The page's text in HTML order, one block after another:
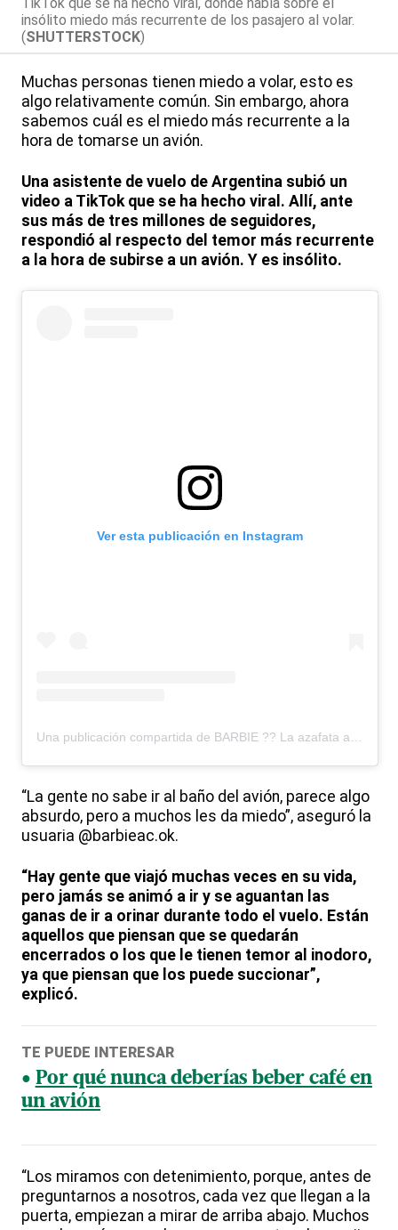
insólito miedo más recurrente de los pasajero al volar.
(SHUTTERSTOCK)
Muchas personas tienen miedo a volar, esto es
algo relativamente común. Sin embargo, ahora
sabemos cuál es el miedo más recurrente a la
hora de tomarse un avión.
Una asistente de vuelo de Argentina subió un
video a TikTok que se ha hecho viral. Allí, ante
sus más de tres millones de seguidores,
respondió al respecto del temor más recurrente
a la hora de subirse a un avión. Y es insólito.
Ver esta publicación en Instagram
Una publicación compartida de BARBIE ?? La azafata argentina (@barbiebac)
“La gente no sabe ir al baño del avión, parece algo
absurdo, pero a muchos les da miedo”, aseguró la
usuaria @barbieac.ok.
“Hay gente que viajó muchas veces en su vida,
pero jamás se animó a ir y se aguantan las
ganas de ir a orinar durante todo el vuelo. Están
aquellos que piensan que se quedarán
encerrados o los que le tienen temor al inodoro,
ya que piensan que los puede succionar”,
explicó.
TE PUEDE INTERESAR
Por qué nunca deberías beber café en
un avión
“Los miramos con detenimiento, porque, antes de
preguntarnos a nosotros, cada vez que llegan a la
puerta, empiezan a mirar de arriba abajo. Muchos